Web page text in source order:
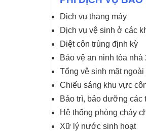
Dịch vụ thang máy
Dịch vụ vệ sinh ở các
Diệt côn trùng định kỳ
Bảo vệ an ninh tòa nhà
Tổng vệ sinh mặt
Chiếu sáng khu vực
Bảo trì, bảo dưỡng các
Hệ thống phòng cháy
Xữ lý nước sinh hoạt